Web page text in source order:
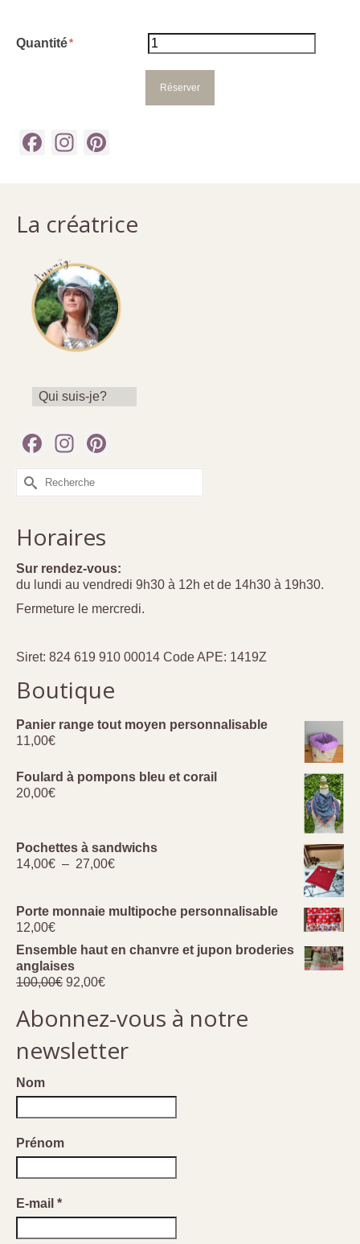
Quantité
Facebook
Instagram
La créatrice
Qui suis-je?
Facebook
Instagram
Rechercher :
Horaires
Sur rendez-vous:
du lundi au vendredi 9h30 à 12h et de 14h30 à 19h30.
Fermeture le mercredi.
Siret: 824 619 910 00014 Code APE: 1419Z
Boutique
Panier range tout moyen personnalisable
11,00€
Foulard à pompons bleu et corail
20,00€
Pochettes à sandwichs
14,00€ – 27,00€Plage
14,00€
27,00€
Porte monnaie multipoche personnalisable
12,00€
Ensemble haut en chanvre et jupon broderies
anglaises
100,00€ Le
initial
était :
100,00€.
92,00€Le
actuel
est :
92,00€.
Abonnez-vous à notre
newsletter
Nom
Prénom
E-mail *